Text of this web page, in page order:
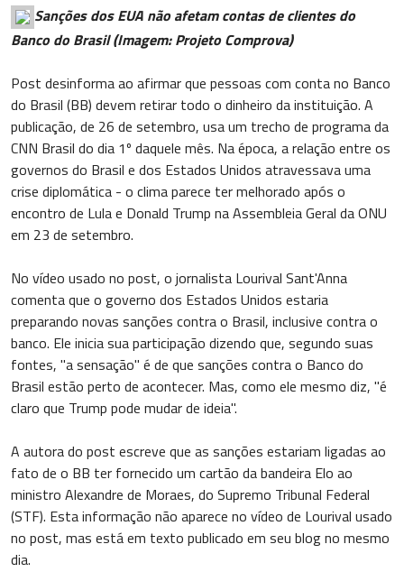
Sanções dos EUA não afetam contas de clientes do
Banco do Brasil (Imagem: Projeto Comprova)
Post desinforma ao afirmar que pessoas com conta no Banco
do Brasil (BB) devem retirar todo o dinheiro da instituição. A
publicação, de 26 de setembro, usa um trecho de programa da
CNN Brasil do dia 1º daquele mês. Na época, a relação entre os
governos do Brasil e dos Estados Unidos atravessava uma
crise diplomática - o clima parece ter melhorado após o
encontro de Lula e Donald Trump na Assembleia Geral da ONU
em 23 de setembro.
No vídeo usado no post, o jornalista Lourival Sant'Anna
comenta que o governo dos Estados Unidos estaria
preparando novas sanções contra o Brasil, inclusive contra o
banco. Ele inicia sua participação dizendo que, segundo suas
fontes, "a sensação" é de que sanções contra o Banco do
Brasil estão perto de acontecer. Mas, como ele mesmo diz, "é
claro que Trump pode mudar de ideia".
A autora do post escreve que as sanções estariam ligadas ao
fato de o BB ter fornecido um cartão da bandeira Elo ao
ministro Alexandre de Moraes, do Supremo Tribunal Federal
(STF). Esta informação não aparece no vídeo de Lourival usado
no post, mas está em texto publicado em seu blog no mesmo
dia.